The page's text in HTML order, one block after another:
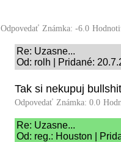
Odpovedať Známka: -6.0
Re: Uzasne...
Od: rolh | Pridané:
Tak si nekupuj
Odpovedať Známka: 0.0
Re: Uzasne...
Od: reg.: Houston |